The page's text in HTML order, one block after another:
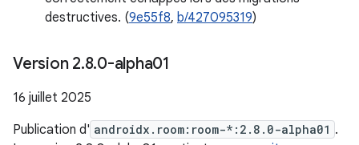
destructives. (9e55f8, b/427095319)
Version 2.8.0-alpha01
16 juillet 2025
Publication d' androidx.room:room-*:2.8.0-alpha01 .